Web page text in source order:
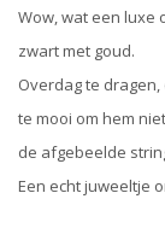
Wow, wat een luxe
zwart met goud.
Overdag te
te mooi om hem
de afgebeelde
Een echt juweeltje